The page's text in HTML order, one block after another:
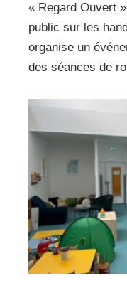
« Regard Ouvert
public sur les
organise un
des séances de